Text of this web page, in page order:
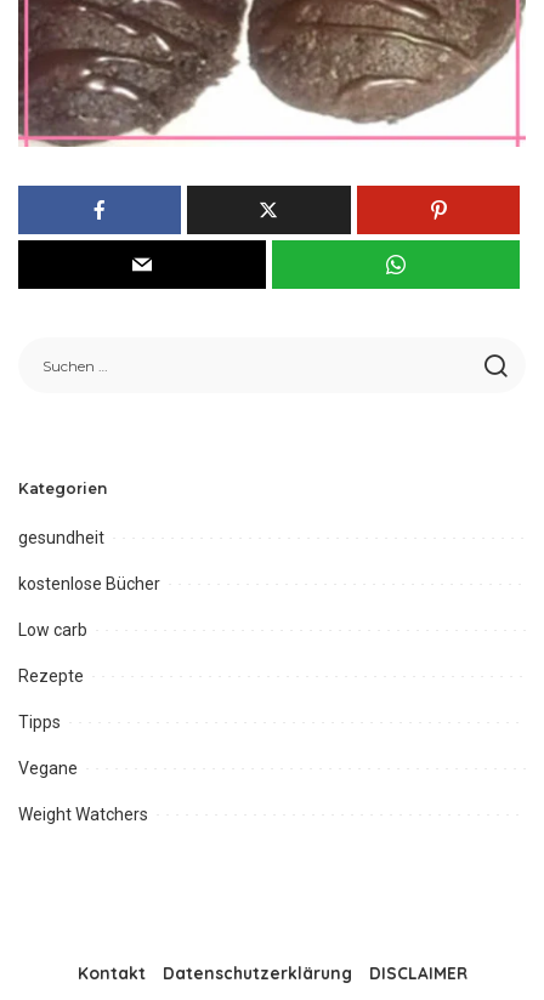
Kategorien
gesundheit
kostenlose Bücher
Low carb
Rezepte
Tipps
Vegane
Weight Watchers
Kontakt Datenschutzerklärung
DISCLAIMER